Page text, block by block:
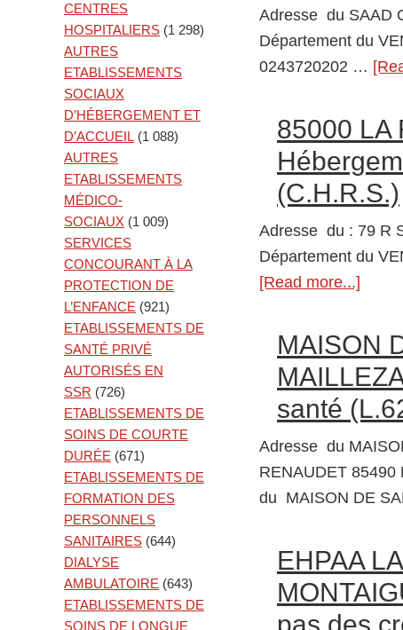
Adresse du SAAD
Département du
0243720202 …
85000 LA
(C.H.R.S.)
Adresse du : 79 R
Département du
[Read more...]
LA
SUR
YON
Centre
&
MAISON
santé
Adresse du
RENAUDET 85490
du MAISON DE
EHPAA
CENTRES
HOSPITALIERS (1 298)
AUTRES
ETABLISSEMENTS
SOCIAUX
D’HÉBERGEMENT ET
D’ACCUEIL (1 088)
AUTRES
ETABLISSEMENTS
MÉDICO-
SOCIAUX (1 009)
SERVICES
CONCOURANT À LA
PROTECTION DE
L’ENFANCE (921)
ETABLISSEMENTS DE
SANTÉ PRIVÉ
AUTORISÉS EN
SSR (726)
ETABLISSEMENTS DE
SOINS DE COURTE
DURÉE (671)
ETABLISSEMENTS DE
FORMATION DES
PERSONNELS
SANITAIRES (644)
DIALYSE
AMBULATOIRE (643)
ETABLISSEMENTS DE
SOINS DE LONGUE